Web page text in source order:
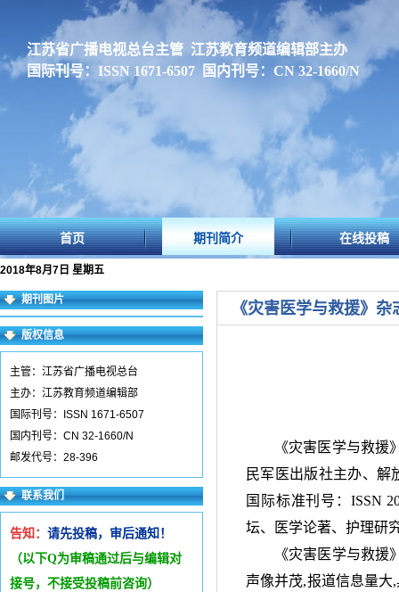
江苏省广播电视总台主管 江苏教育频道编辑部主办
国际刊号：ISSN 1671-6507 国内刊号：CN 32-1660/N
首页 期刊简介 在线投稿
2018年8月7日 星期五
期刊图片
版权信息
主管：江苏省广播电视总台
主办：江苏教育频道编辑部
国际刊号：ISSN 1671-6507
国内刊号：CN 32-1660/N
邮发代号：28-396
联系我们
告知： 请先投稿，审后通知！
（以下Q为审稿通过后与编辑对
接号，不接受投稿前咨询）
《灾害医学与救援》
《灾害医学与救
民军医出版社主办、解
国际标准刊号： ISSN
坛、医学论著、护理研
《灾害医学与救
声像并茂,报道信息量大,